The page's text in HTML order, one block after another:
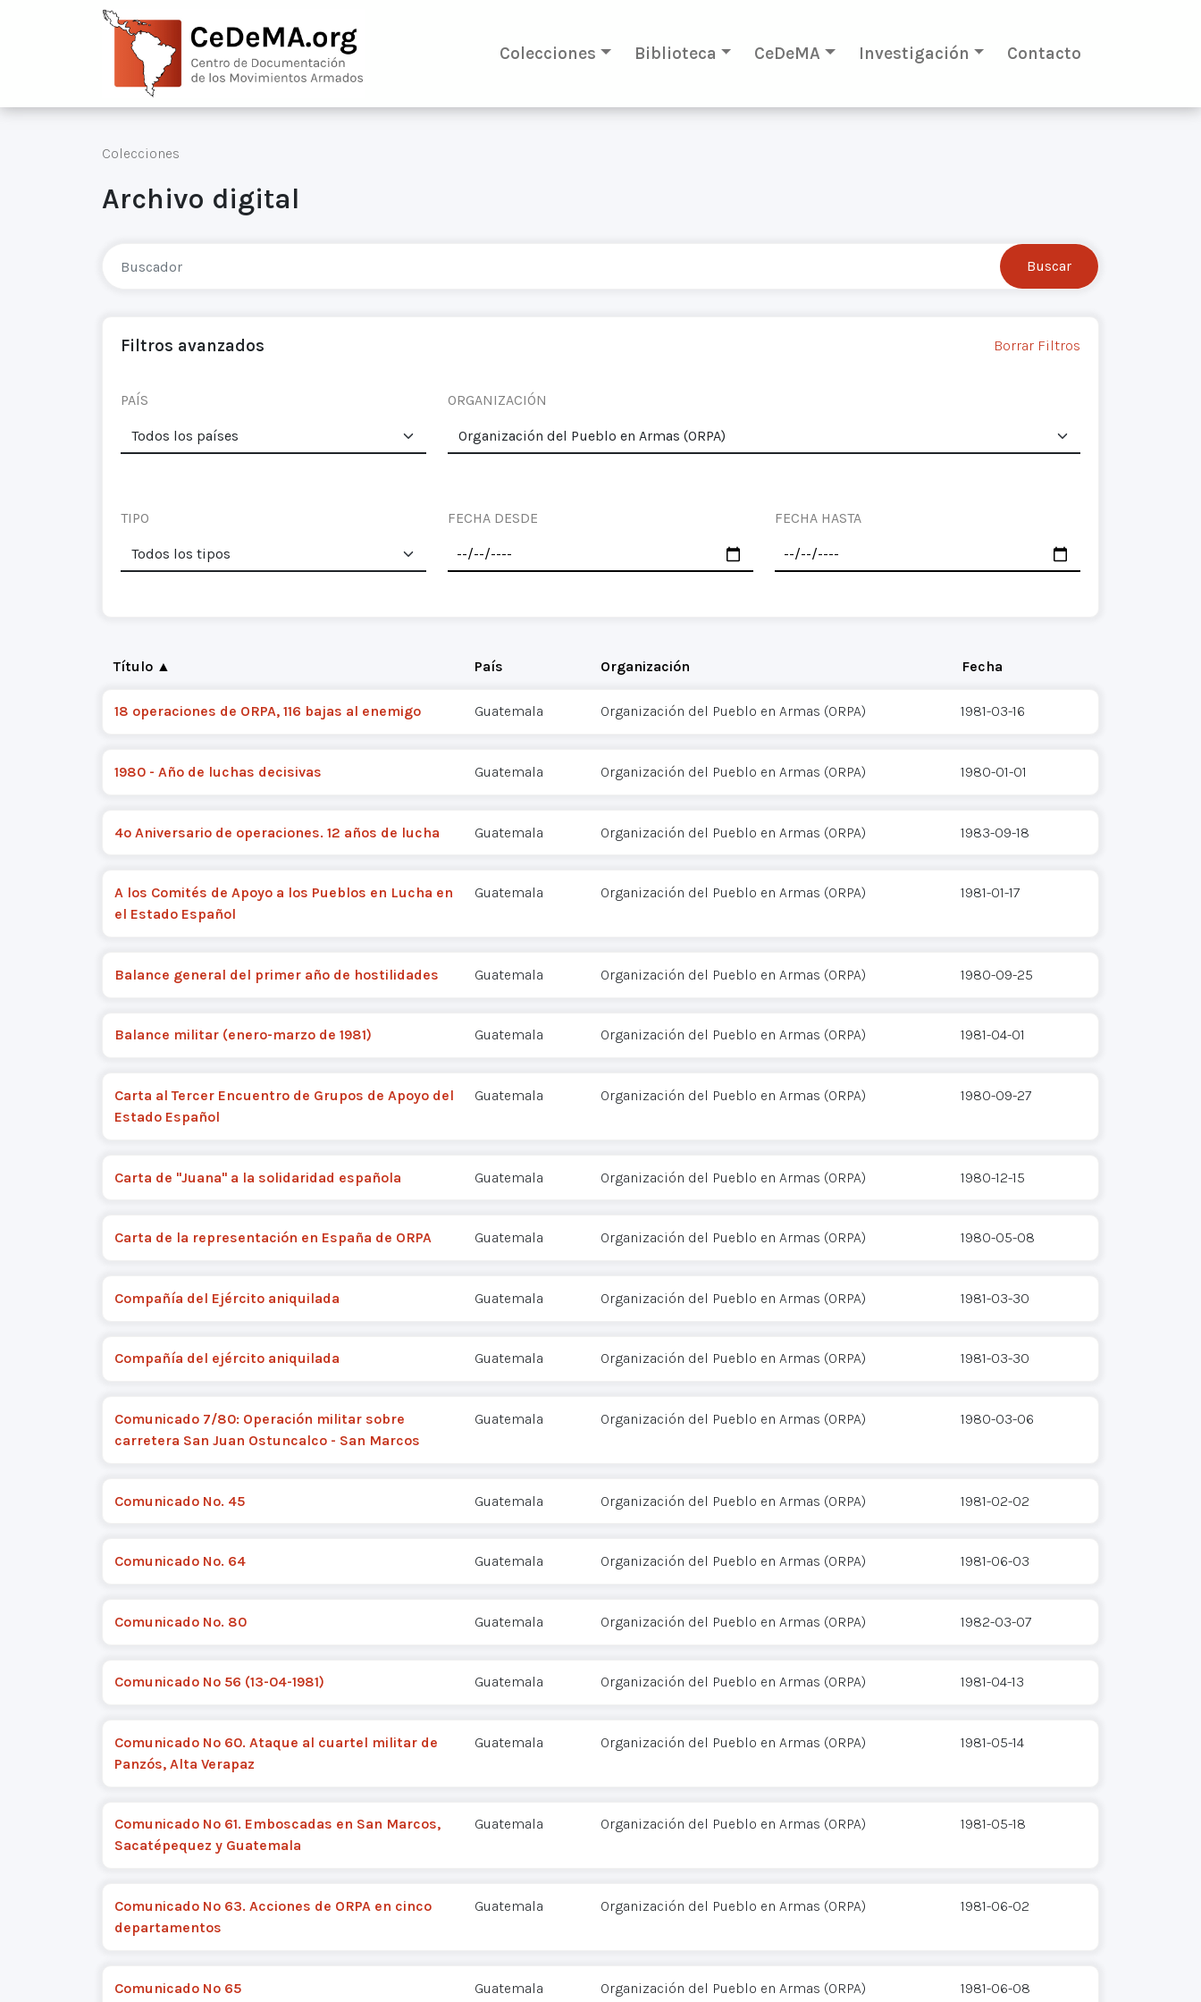
Colecciones Biblioteca CeDeMA Investigación Contacto
Colecciones
Archivo digital
Filtros avanzados Borrar Filtros
PAÍS ORGANIZACIÓN
TIPO FECHA DESDE FECHA HASTA
Título ▲ País Organización Fecha
18 operaciones de ORPA, 116 bajas al enemigo Guatemala Organización del Pueblo en Armas (ORPA) 1981-03-16
1980 - Año de luchas decisivas Guatemala Organización del Pueblo en Armas (ORPA) 1980-01-01
4º Aniversario de operaciones. 12 años de lucha Guatemala Organización del Pueblo en Armas (ORPA) 1983-09-18
A los Comités de Apoyo a los Pueblos en Lucha en
el Estado Español
Guatemala Organización del Pueblo en Armas (ORPA) 1981-01-17
Balance general del primer año de hostilidades Guatemala Organización del Pueblo en Armas (ORPA) 1980-09-25
Balance militar (enero-marzo de 1981) Guatemala Organización del Pueblo en Armas (ORPA) 1981-04-01
Carta al Tercer Encuentro de Grupos de Apoyo del
Estado Español
Guatemala Organización del Pueblo en Armas (ORPA) 1980-09-27
Carta de "Juana" a la solidaridad española Guatemala Organización del Pueblo en Armas (ORPA) 1980-12-15
Carta de la representación en España de ORPA Guatemala Organización del Pueblo en Armas (ORPA) 1980-05-08
Compañía del Ejército aniquilada Guatemala Organización del Pueblo en Armas (ORPA) 1981-03-30
Compañía del ejército aniquilada Guatemala Organización del Pueblo en Armas (ORPA) 1981-03-30
Comunicado 7/80: Operación militar sobre
carretera San Juan Ostuncalco - San Marcos
Guatemala Organización del Pueblo en Armas (ORPA) 1980-03-06
Comunicado No. 45 Guatemala Organización del Pueblo en Armas (ORPA) 1981-02-02
Comunicado No. 64 Guatemala Organización del Pueblo en Armas (ORPA) 1981-06-03
Comunicado No. 80 Guatemala Organización del Pueblo en Armas (ORPA) 1982-03-07
Comunicado Nº 56 (13-04-1981) Guatemala Organización del Pueblo en Armas (ORPA) 1981-04-13
Comunicado Nº 60. Ataque al cuartel militar de
Panzós, Alta Verapaz
Guatemala Organización del Pueblo en Armas (ORPA) 1981-05-14
Comunicado Nº 61. Emboscadas en San Marcos,
Sacatépequez y Guatemala
Guatemala Organización del Pueblo en Armas (ORPA) 1981-05-18
Comunicado Nº 63. Acciones de ORPA en cinco
departamentos
Guatemala Organización del Pueblo en Armas (ORPA) 1981-06-02
Comunicado Nº 65 Guatemala Organización del Pueblo en Armas (ORPA) 1981-06-08